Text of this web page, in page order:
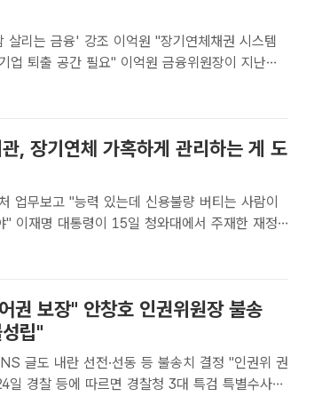
살리는 금융' 강조 이억원 "장기연체채권 시스템
요" 이억원 금융위원장이 지난달
부서울청사에서 열린 제1차 금융소비자보호 정책
, 장기연체 가혹하게 관리하는 게 도
업무보고 "능력 있는데 신용불량 버티는 사람이
정
위원회·기획예산처 2차 업무보고에서 발언하고 있
권 보장" 안창호 인권위원장 불송
립"
글도 내란 선전·선동 등 불송치 결정 "인권위 권
윤석열 전 대통령의 탄핵심판 방어권 보장 안건을